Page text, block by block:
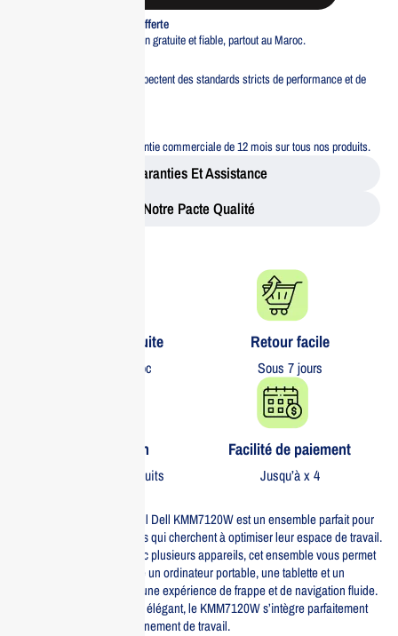
Livraison standard offerte
Profitez d’une livraison gratuite et fiable, partout au Maroc.
Tous nos produits respectent des standards stricts de performance et de
Bénéficiez d’une garantie commerciale de 12 mois sur tous nos produits.
Garanties Et Assistance
Notre Pacte Qualité
Livraison gratuite​
partout au Maroc
Retour facile​
Sous 7 jours
Garantie 1 an
Sur tous nos produits
Facilité de paiement
Jusqu’à x 4
Le clavier et la souris sans fil Dell KMM7120W est un ensemble parfait pour
les professionnels modernes qui cherchent à optimiser leur espace de travail.
Conçu pour fonctionner avec plusieurs appareils, cet ensemble vous permet
de basculer facilement entre un ordinateur portable, une tablette et un
smartphone, tout en offrant une expérience de frappe et de navigation fluide.
Avec son design compact et élégant, le KMM7120W s’intègre parfaitement
dans n’importe quel environnement de travail.